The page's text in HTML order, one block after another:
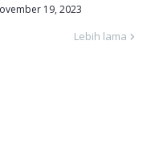
19, 2023
Lebih lama